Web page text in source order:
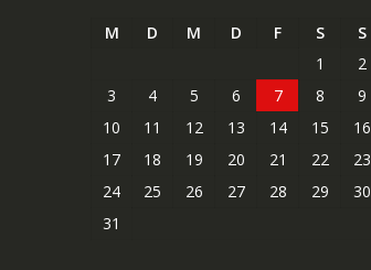
M D M D F S
S
1
2
3
4 5 6 7 8
9
10
11 12 13 14 15
16
17
18 19 20 21 22
23
24
25 26 27 28 29
30
31